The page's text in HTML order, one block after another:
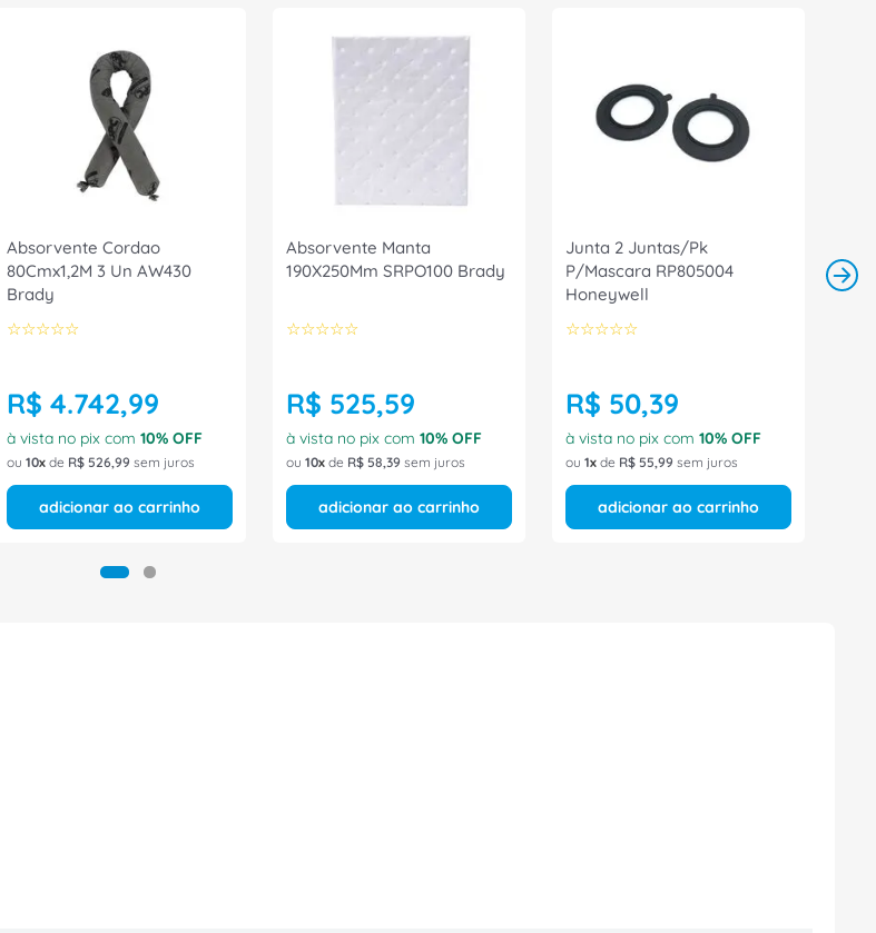
Absorvente Cordao
80Cmx1,2M 3 Un AW430
Brady
☆☆☆☆☆
R$ 4.742,99
à vista no pix com 10% OFF
ou 10 de R$ 526,99 sem juros
adicionar ao carrinho
Absorvente Manta
190X250Mm SRPO100 Brady
☆☆☆☆☆
R$ 525,59
à vista no pix com 10% OFF
ou 10 de R$ 58,39 sem juros
adicionar ao carrinho
Junta 2 Juntas/Pk
P/Mascara RP805004
Honeywell
☆☆☆☆☆
R$ 50,39
à vista no pix com 10% OFF
ou 1 de R$ 55,99 sem juros
adicionar ao carrinho